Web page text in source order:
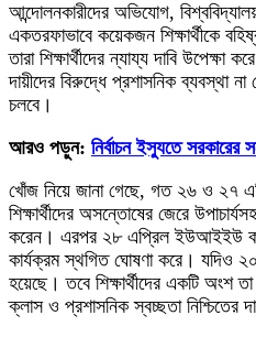
আন্দোলনকারীদের অভিযোগ,
একতরফাভাবে কয়েকজন শিক্ষার্থীকে
তারা শিক্ষার্থীদের ন্যায্য দাবি
দায়ীদের বিরুদ্ধে প্রশাসনিক ব্যবস্থা না
চলবে।
আরও পড়ুন: নির্বাচন ইস্যুতে সরকারের
খোঁজ নিয়ে জানা গেছে, গত ২৬ ও ২৭
শিক্ষার্থীদের অসন্তোষের জেরে
করেন। এরপর ২৮ এপ্রিল ইউআইইউ
কার্যক্রম স্থগিত ঘোষণা করে। যদিও
হয়েছে। তবে শিক্ষার্থীদের একটি অংশ
ক্লাস ও প্রশাসনিক স্বচ্ছতা নিশ্চিতের